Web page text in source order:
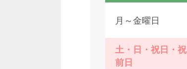
月～金曜日
土・日・祝日・祝
前日